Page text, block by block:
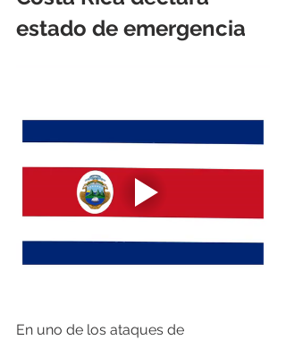
estado de emergencia
En uno de los ataques de